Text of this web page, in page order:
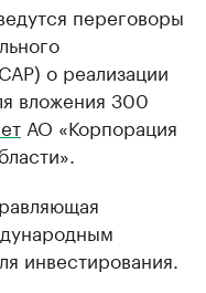
переговоры
о реализации
вложения 300
АО «Корпорация
инвестирования.